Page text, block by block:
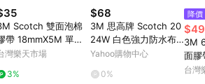
，台灣樂天市場保有更改條款與法律
天市場網站公告為準。
Scotch 雙面泡棉
帶 18mmX5M 單入
裝
灣樂天市場
3%
$68
3M 思高牌 Scotch 20
24W 白色強力防水布
膠帶 24mmx15Y
Yahoo購物中心
0%
降價
$49
3M
面膠帶 24mm
額下
台灣